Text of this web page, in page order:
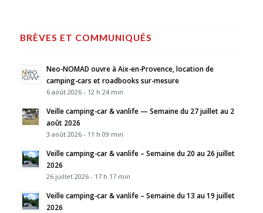
BRÈVES ET COMMUNIQUÉS
Neo-NOMAD ouvre à Aix-en-Provence, location de
camping-cars et roadbooks sur-mesure
6 août 2026 - 12 h 24 min
Veille camping-car & vanlife — Semaine du 27 juillet au 2
août 2026
3 août 2026 - 11 h 09 min
Veille camping-car & vanlife – Semaine du 20 au 26 juillet
2026
26 juillet 2026 - 17 h 17 min
Veille camping-car & vanlife – Semaine du 13 au 19 juillet
2026